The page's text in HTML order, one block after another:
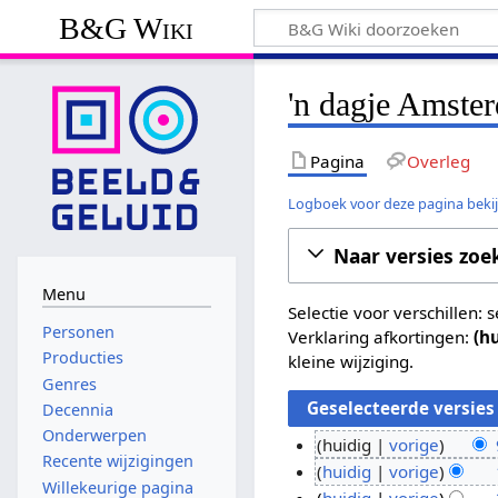
B&G Wiki
'n dagje
Pagina Overleg
Logboek voor deze pagina
Naar versies
Selectie voor verschillen:
Verklaring afkortingen:
kleine wijziging.
9
huidig vorige
G
e
huidig vorige
Menu
Personen
Producties
Genres
Decennia
Onderwerpen
Recente wijzigingen
Willekeurige pagina